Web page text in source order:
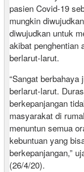
pasien Covid-19
mungkin
diwujudkan untuk
akibat penghentian
berlarut-larut.
“Sangat
berlarut-larut.
berkepanjangan
masyarakat di
menuntun semua
kebuntuan yang
berkepanjangan,”
(26/4/20).